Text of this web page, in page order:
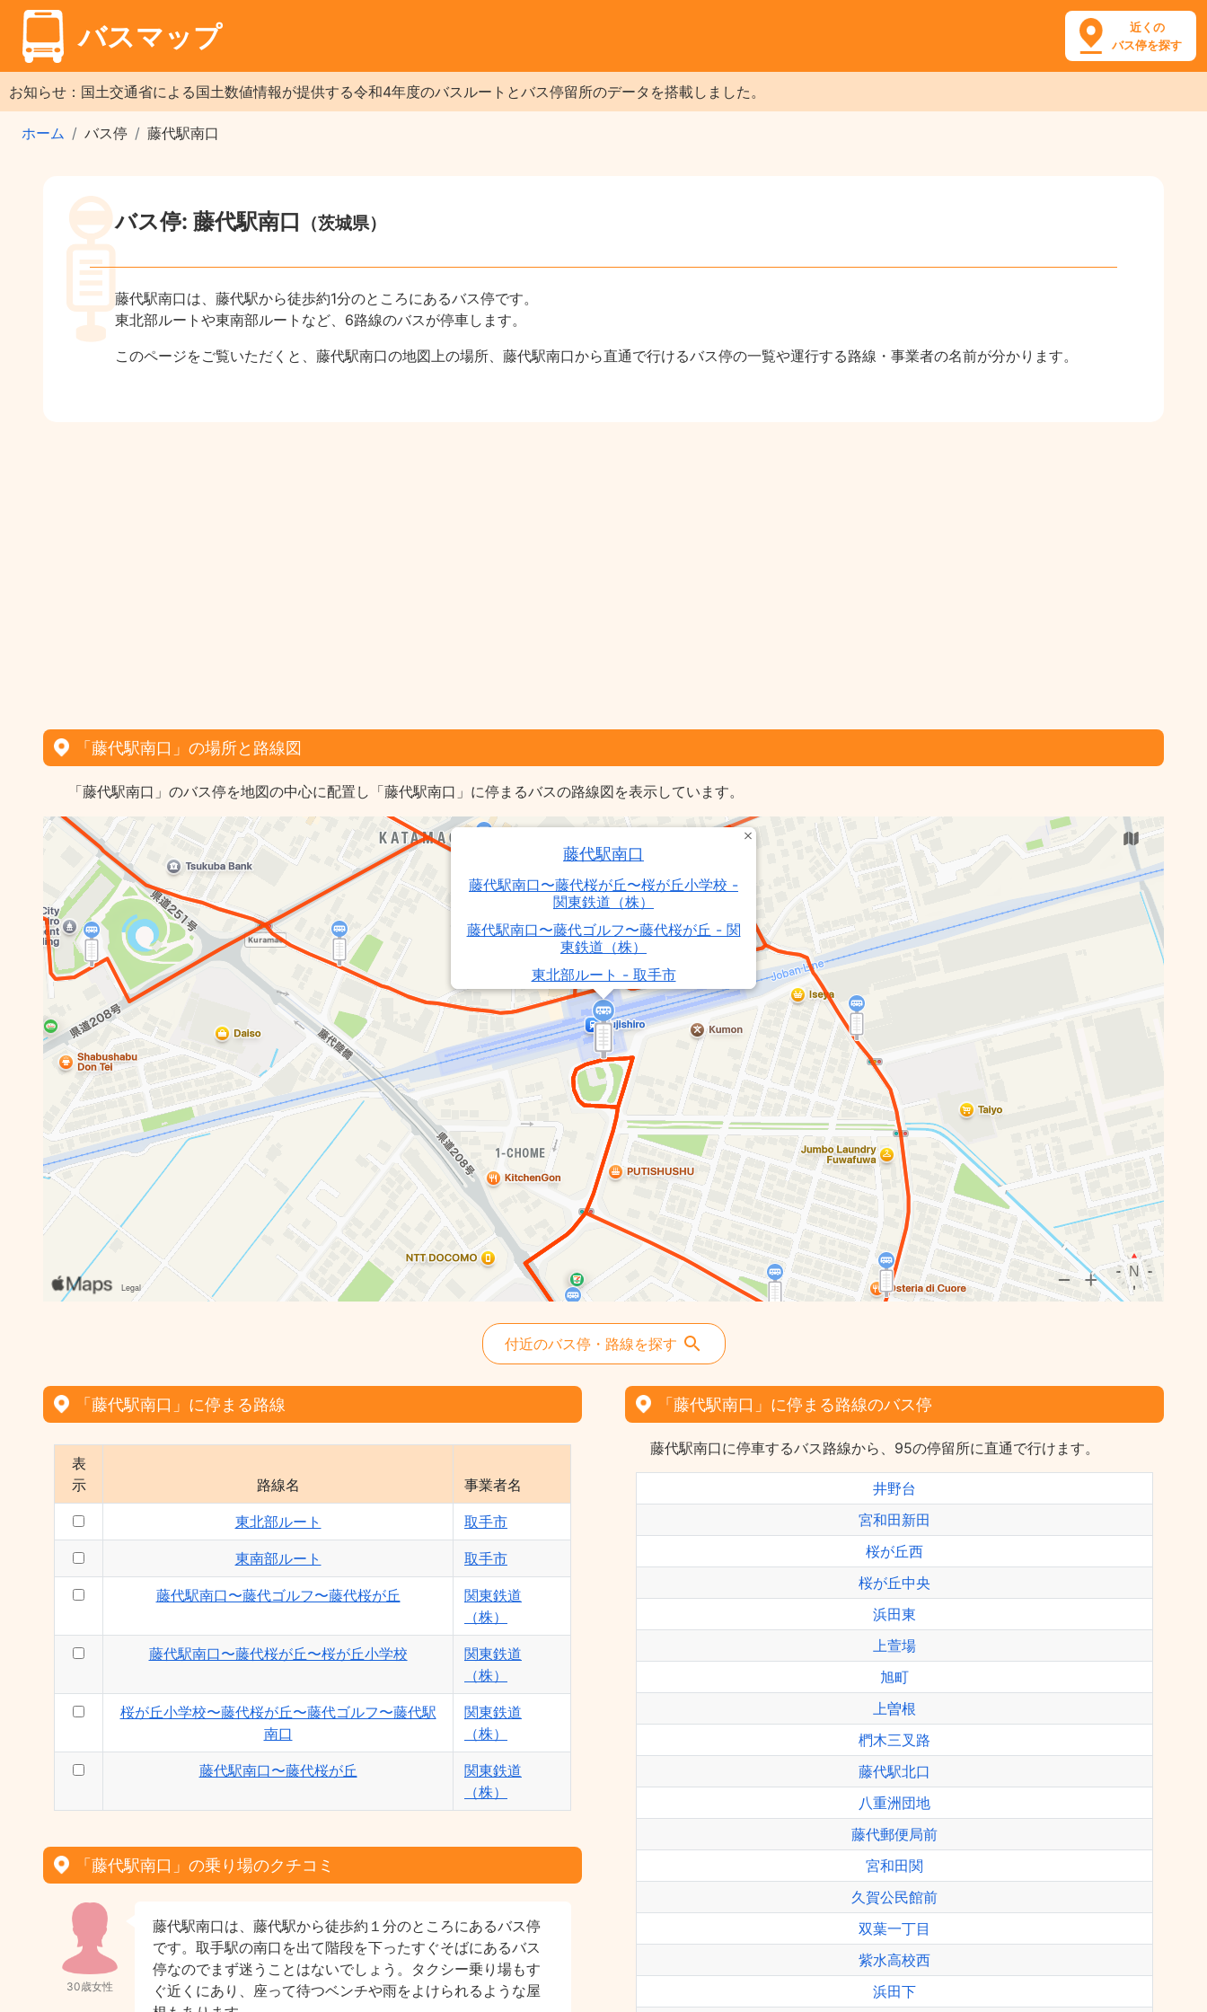
バスマップ
近くの
バス停を探す
お知らせ：国土交通省による国土数値情報が提供する令和4年度のバスルートとバス停留所のデータを搭載しました。
ホーム バス停 藤代駅南口
バス停: 藤代駅南口 （茨城県）
藤代駅南口は、藤代駅から徒歩約1分のところにあるバス停です。
東北部ルートや東南部ルートなど、6路線のバスが停車します。
このページをご覧いただくと、藤代駅南口の地図上の場所、藤代駅南口から直通で行けるバス停の一覧や運行する路線・事業者の名前が分かります。
「藤代駅南口」の場所と路線図
「藤代駅南口」のバス停を地図の中心に配置し「藤代駅南口」に停まるバスの路線図を表示しています。
藤代駅南口
藤代駅南口〜藤代桜が丘〜桜が丘小学校 -
関東鉄道（株）
藤代駅南口〜藤代ゴルフ〜藤代桜が丘 - 関
東鉄道（株）
東北部ルート - 取手市
東南部ルート - 取手市
桜が丘小学校〜藤代桜が丘〜藤代ゴルフ〜
藤代駅南口 - 関東鉄道（株）
藤代駅南口〜藤代桜が丘 - 関東鉄道（株）
付近のバス停・路線を探す
「藤代駅南口」に停まる路線
表
示
路線名 事業者名
東北部ルート 取手市
東南部ルート 取手市
藤代駅南口〜藤代ゴルフ〜藤代桜が丘
関東鉄道
（株）
藤代駅南口〜藤代桜が丘〜桜が丘小学校
関東鉄道
（株）
桜が丘小学校〜藤代桜が丘〜藤代ゴルフ〜藤代駅
南口
関東鉄道
（株）
藤代駅南口〜藤代桜が丘
関東鉄道
（株）
「藤代駅南口」の乗り場のクチコミ
30歳女性
藤代駅南口は、藤代駅から徒歩約１分のところにあるバス停
です。取手駅の南口を出て階段を下ったすぐそばにあるバス
停なのでまず迷うことはないでしょう。タクシー乗り場もす
ぐ近くにあり、座って待つベンチや雨をよけられるような屋
「藤代駅南口」に停まる路線のバス停
藤代駅南口に停車するバス路線から、95の停留所に直通で行けます。
井野台
宮和田新田
桜が丘西
桜が丘中央
浜田東
上萱場
旭町
上曽根
椚木三叉路
藤代駅北口
八重洲団地
藤代郵便局前
宮和田関
久賀公民館前
双葉一丁目
紫水高校西
浜田下